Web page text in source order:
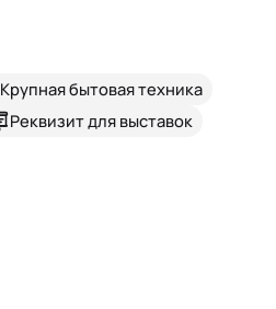
Крупная бытовая техника
Реквизит для выставок